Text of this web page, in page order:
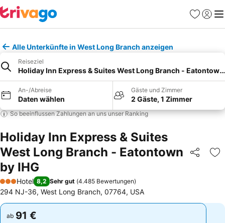
Favoriten
Alle Unterkünfte in West Long Branch anzeigen
Reiseziel
Holiday Inn Express & Suites West Long Branch - Eatontown
An-/Abreise
Daten wählen
Gäste und Zimmer
2 Gäste, 1 Zimmer
So beeinflussen Zahlungen an uns unser Ranking
Holiday Inn Express & Suites
West Long Branch - Eatontown
by IHG
Teilen
3 Sterne
Hotel 8,2 Sehr gut (4.485 Bewertungen)
294 NJ-36, West Long Branch, 07764, USA
ab 91 €
ab 91 €